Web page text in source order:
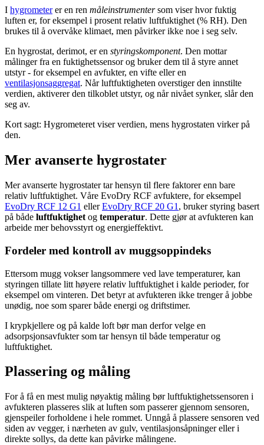
I hygrometerer en ren måleinstrumentersom viser hvor fuktig
luften er, for eksempel i prosent relativ luftfuktighet (% RH). Den
brukes til å overvåke klimaet, men påvirker ikke noe i seg selv.
En hygrostat, derimot, er en styringskomponent. Den mottar
målinger fra en fuktighetssensor og bruker dem til å styre annet
utstyr - for eksempel en avfukter, en vifte eller en
ventilasjonsaggregat. Når luftfuktigheten overstiger den innstilte
verdien, aktiverer den tilkoblet utstyr, og når nivået synker, slår den
seg av.
Kort sagt: Hygrometeret viser verdien, mens hygrostaten virker på
den.
Mer avanserte hygrostater
Mer avanserte hygrostater tar hensyn til flere faktorer enn bare
relativ luftfuktighet. Våre EvoDry RCF avfuktere, for eksempel
EvoDry RCF 12 G1 ellerEvoDry RCF 20 G1 , bruker styring basert
på både luftfuktighet og temperatur. Dette gjør at avfukteren kan
arbeide mer behovsstyrt og energieffektivt.
Fordeler med kontroll av muggsoppindeks
Ettersom mugg vokser langsommere ved lave temperaturer, kan
styringen tillate litt høyere relativ luftfuktighet i kalde perioder, for
eksempel om vinteren. Det betyr at avfukteren ikke trenger å jobbe
unødig, noe som sparer både energi og driftstimer.
I krypkjellere og på kalde loft bør man derfor velge en
adsorpsjonsavfukter som tar hensyn til både temperatur og
luftfuktighet.
Plassering og måling
For å få en mest mulig nøyaktig måling bør luftfuktighetssensoren i
avfukteren plasseres slik at luften som passerer gjennom sensoren,
gjenspeiler forholdene i hele rommet. Unngå å plassere sensoren ved
siden av vegger, i nærheten av gulv, ventilasjonsåpninger eller i
direkte sollys, da dette kan påvirke målingene.